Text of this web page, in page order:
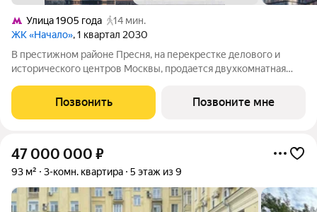
Улица 1905 года
14 мин.
ЖК «Начало», 1 квартал 2030
В престижном районе Пресня, на перекрестке делового и
исторического центров Москвы, продается двухкомнатная
находится на 8 этаже 48-этажного дома, в новом элитном
жилом комплексе «Начало» от
Позвонить Позвоните мне
47 000 000 ₽
93 м² 3-комн. квартира 5 этаж из 9